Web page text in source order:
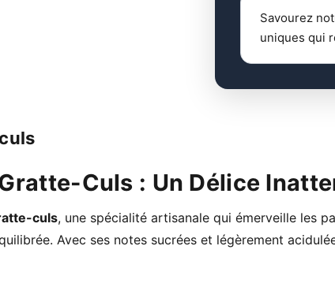
Savourez
uniques qui
Culs : Un Délice
culs, une spécialité artisanale qui émerveille les
Avec ses notes sucrées et légèrement